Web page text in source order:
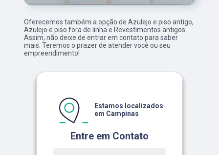
Oferecemos também a opção de Azulejo e piso antigo,
Azulejo e piso fora de linha e Revestimentos antigos.
Assim, não deixe de entrar em contato para saber
mais. Teremos o prazer de atender você ou seu
empreendimento!
Entre em Contato
Estamos localizados
em Campinas